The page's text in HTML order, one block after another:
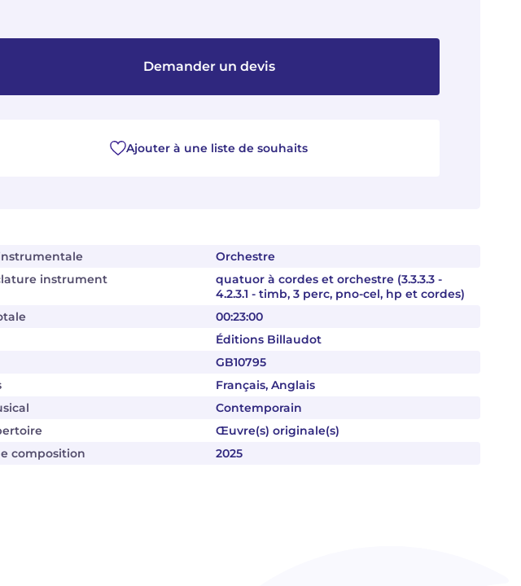
Orchestre
instrument
quatuor à cordes et orchestre (3.3.3.3 -
4.2.3.1 - timb, 3 perc, pno-cel, hp et cordes)
00:23:00
Éditions Billaudot
GB10795
Français, Anglais
Contemporain
Œuvre(s) originale(s)
composition
2025
Demander un devis
Ajouter à une liste de souhaits